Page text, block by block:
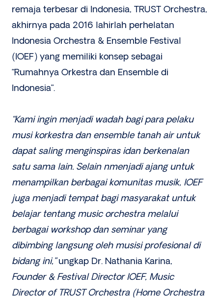
remaja terbesar di Indonesia, TRUST Orchestra,
akhirnya pada 2016 lahirlah perhelatan
Indonesia Orchestra & Ensemble Festival
(IOEF) yang memiliki konsep sebagai
“Rumahnya Orkestra dan Ensemble di
Indonesia”.
“Kami ingin menjadi wadah bagi para pelaku
musi korkestra dan ensemble tanah air untuk
dapat saling menginspiras idan berkenalan
satu sama lain. Selain nmenjadi ajang untuk
menampilkan berbagai komunitas musik, IOEF
juga menjadi tempat bagi masyarakat untuk
belajar tentang music orchestra melalui
berbagai workshop dan seminar yang
dibimbing langsung oleh musisi profesional di
bidang ini,”ungkap Dr. Nathania Karina,
Founder & Festival Director IOEF, Music
Director of TRUST Orchestra (Home Orchestra